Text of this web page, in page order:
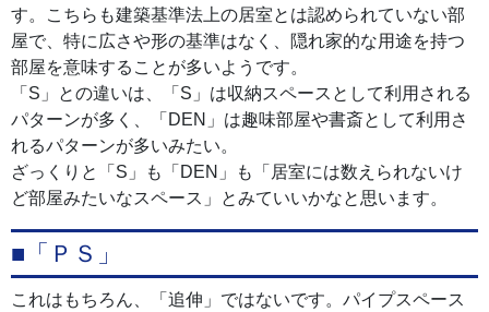
す。こちらも建築基準法上の居室とは認められていない部
屋で、特に広さや形の基準はなく、隠れ家的な用途を持つ
部屋を意味することが多いようです。
「S」との違いは、「S」は収納スペースとして利用される
パターンが多く、「DEN」は趣味部屋や書斎として利用さ
れるパターンが多いみたい。
ざっくりと「S」も「DEN」も「居室には数えられないけ
ど部屋みたいなスペース」とみていいかなと思います。
■「ＰＳ」
これはもちろん、「追伸」ではないです。パイプスペース